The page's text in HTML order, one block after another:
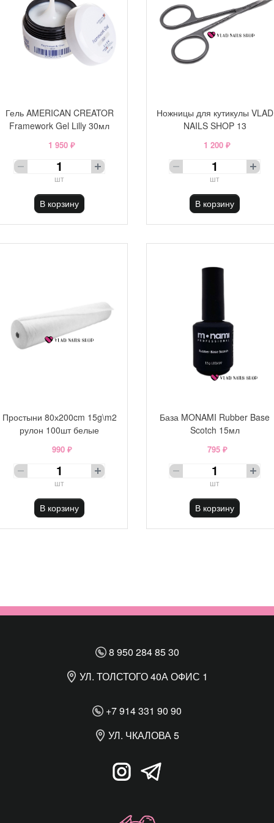
Гель AMERICAN CREATOR
Framework Gel Lilly 30мл
1 950 ₽
шт
В корзину
Ножницы для кутикулы VLAD
NAILS SHOP 13
1 200 ₽
шт
В корзину
Простыни 80х200cm 15g\m2
рулон 100шт белые
990 ₽
шт
В корзину
База MONAMI Rubber Base
Scotch 15мл
795 ₽
шт
В корзину
8 950 284 85 30
УЛ. ТОЛСТОГО 40А ОФИС 1
+7 914 331 90 90
УЛ. ЧКАЛОВА 5